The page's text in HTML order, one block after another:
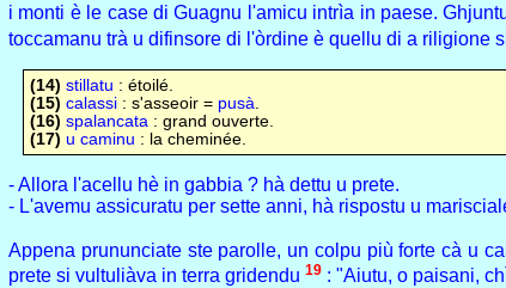
i monti è le case di Guagnu l'amicu intrìa in paese.
toccamanu trà u difinsore di l'òrdine è quellu di a riligione
(14) stillatu : étoilé.
(15) calassi: s'asseoir = pusà.
(16) spalancata: grand ouverte.
(17) u caminu : la cheminée.
- Allora l'acellu hè in gabbia ? hà dettu u prete.
- L'avemu assicuratu per sette anni, hà rispostu u
Appena prununciate ste parolle, un colpu più forte cà u
prete si vultuliàva in terra gridendu 19 : "Aiutu, o paisani,